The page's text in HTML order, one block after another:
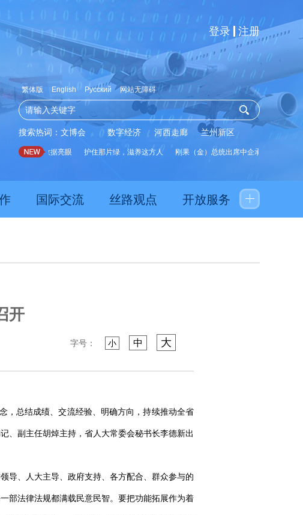
登录 注册
繁体版 English Русский 网站无障碍
搜索热词： 文博会 数字经济 河西走廊 兰州新区
产力发展数据亮眼 护住那片绿，滋养这方人 刚果（金）总统出席中企承建水厂启用仪式
国际交流 丝路观点 开放服务
开
字号： 小 中 大
，总结成绩、交流经验、明确方向，持续推动全省
、副主任胡焯主持，省人大常委会秘书长李德新出
导、人大主导、政府支持、各方配合、群众参与的
部法律法规都满载民意民智。要把功能拓展作为着